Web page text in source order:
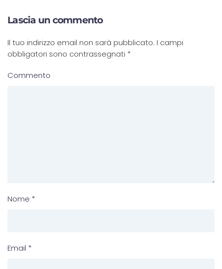
Lascia un commento
Il tuo indirizzo email non sarà pubblicato. I campi
obbligatori sono contrassegnati *
Commento
Nome *
Email *